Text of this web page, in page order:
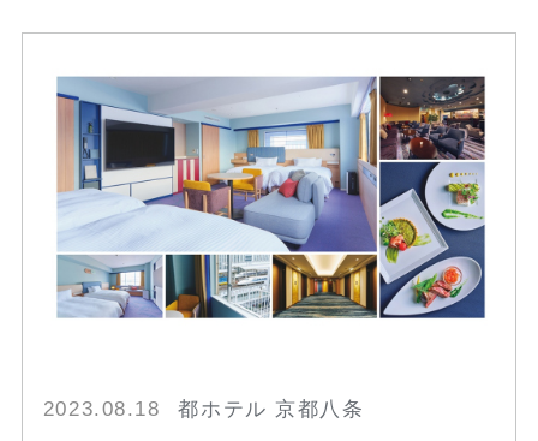
2023.08.18 都ホテル 京都八条